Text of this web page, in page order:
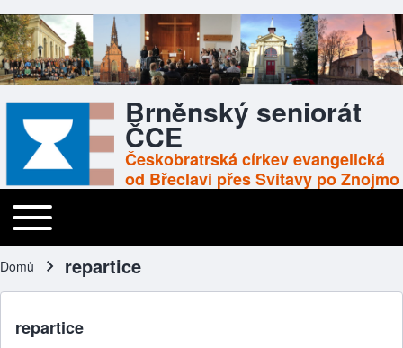
Brněnský seniorát
ČCE
Českobratrská církev evangelická
od Břeclavi přes Svitavy po Znojmo
Main navigation
Toggle main menu
Drobečková navigace
Domů repartice
repartice